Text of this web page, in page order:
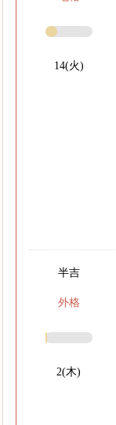
14(火)
半吉
外格
2(木)